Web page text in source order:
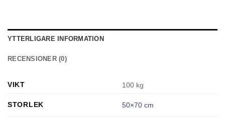
YTTERLIGARE INFORMATION
RECENSIONER (0)
VIKT 100 kg
STORLEK 50×70 cm